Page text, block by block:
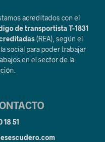
acreditados con el
de transportista T-1831
(REA), según el
social para poder trabajar
en el sector de la
18 51